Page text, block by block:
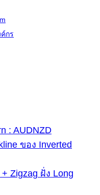
กร
: AUDNZD
ของ Inverted
Zigzag ฝั่ง Long